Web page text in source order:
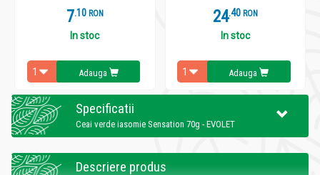
7.1 RON
In stoc
Adauga
24.4 RON
In stoc
Adauga
Specificatii
Ceai verde iasomie Sensation 70g - EVOLET
Descriere produs